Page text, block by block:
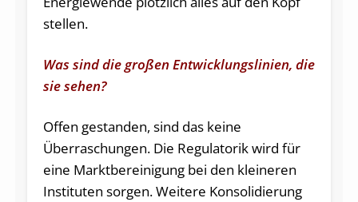
stellen.
Was sind die großen Entwicklungslinien, die
sie sehen?
Offen gestanden, sind das keine
Überraschungen. Die Regulatorik wird für
eine Marktbereinigung bei den kleineren
Instituten sorgen. Weitere Konsolidierung